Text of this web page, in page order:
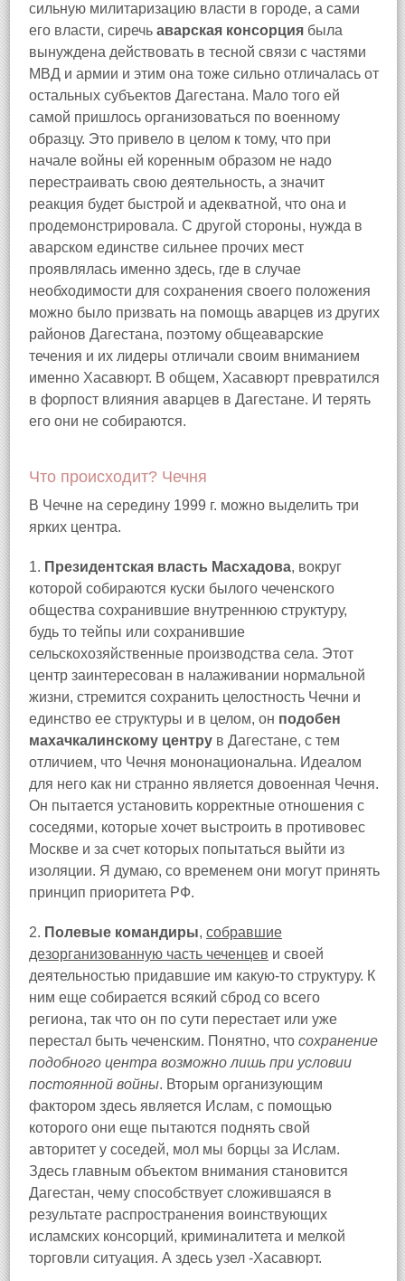
сильную милитаризацию власти в городе, а сами
его власти, сиречь аварская консорция была
вынуждена действовать в тесной связи с частями
МВД и армии и этим она тоже сильно отличалась от
остальных субъектов Дагестана. Мало того ей
самой пришлось организоваться по военному
образцу. Это привело в целом к тому, что при
начале войны ей коренным образом не надо
перестраивать свою деятельность, а значит
реакция будет быстрой и адекватной, что она и
продемонстрировала. С другой стороны, нужда в
аварском единстве сильнее прочих мест
проявлялась именно здесь, где в случае
необходимости для сохранения своего положения
можно было призвать на помощь аварцев из других
районов Дагестана, поэтому общеаварские
течения и их лидеры отличали своим вниманием
именно Хасавюрт. В общем, Хасавюрт превратился
в форпост влияния аварцев в Дагестане. И терять
его они не собираются.
Что происходит? Чечня
В Чечне на середину 1999 г. можно выделить три
ярких центра.
1. Президентская власть Масхадова, вокруг
которой собираются куски былого чеченского
общества сохранившие внутреннюю структуру,
будь то тейпы или сохранившие
сельскохозяйственные производства села. Этот
центр заинтересован в налаживании нормальной
жизни, стремится сохранить целостность Чечни и
единство ее структуры и в целом, он подобен
махачкалинскому центру в Дагестане, с тем
отличием, что Чечня мононациональна. Идеалом
для него как ни странно является довоенная Чечня.
Он пытается установить корректные отношения с
соседями, которые хочет выстроить в противовес
Москве и за счет которых попытаться выйти из
изоляции. Я думаю, со временем они могут принять
принцип приоритета РФ.
2. Полевые командиры, собравшие
дезорганизованную часть чеченцев и своей
деятельностью придавшие им какую-то структуру. К
ним еще собирается всякий сброд со всего
региона, так что он по сути перестает или уже
перестал быть чеченским. Понятно, что сохранение
подобного центра возможно лишь при условии
постоянной войны. Вторым организующим
фактором здесь является Ислам, с помощью
которого они еще пытаются поднять свой
авторитет у соседей, мол мы борцы за Ислам.
Здесь главным объектом внимания становится
Дагестан, чему способствует сложившаяся в
результате распространения воинствующих
исламских консорций, криминалитета и мелкой
торговли ситуация. А здесь узел -Хасавюрт.